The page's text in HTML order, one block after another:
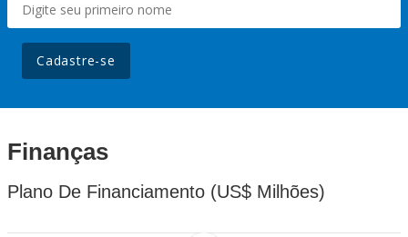
Cadastre-se
Finanças
Plano De Financiamento (US$ Milhões)